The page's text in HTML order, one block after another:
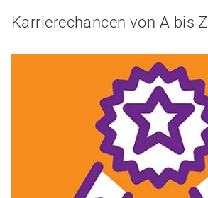
Karrierechancen von A bis Z